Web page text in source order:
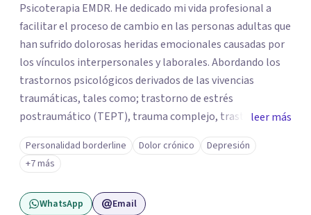
Psicoterapia EMDR. He dedicado mi vida profesional a
facilitar el proceso de cambio en las personas adultas que
han sufrido dolorosas heridas emocionales causadas por
los vínculos interpersonales y laborales. Abordando los
trastornos psicológicos derivados de las vivencias
traumáticas, tales como; trastorno de estrés
postraumático (TEPT), trauma complejo, trastornos
disociativos, ansiedad, depresión, trastorno límite de la
personalidad. Como también la posibilidad de salir
adelante y reparar el daño en quienes han sido víctimas
de abuso, violencia de género, maltrato en ambiente
laboral o mobbing, entre otros. Mi enfoque es
leer más
Personalidad borderline Dolor crónico
Depresión
+7 más
WhatsApp Email